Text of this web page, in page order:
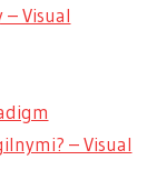
Visual
– Visual